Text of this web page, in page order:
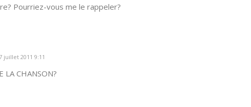
Pourriez-vous me le rappeler?
juillet 2011 9:11
LA CHANSON?